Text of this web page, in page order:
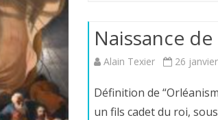
Naissance de
Alain Texier 26
Définition de
un fils cadet du roi,